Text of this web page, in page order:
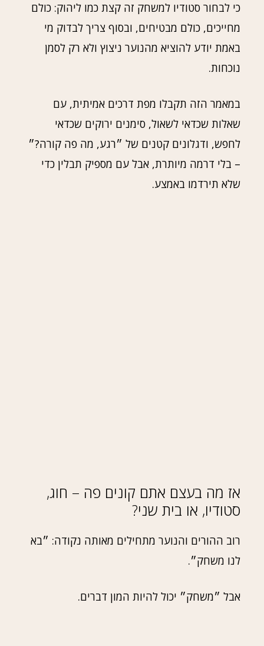
כי לבחור סטודיו למשחק זה קצת כמו ליהוק: כולם
מחייכים, כולם מבטיחים, ובסוף צריך לבדוק מי
באמת יודע להוציא מהנוער ניצוץ ולא רק לסמן
נוכחות.
במאמר הזה תקבלו מפת דרכים אמיתית, עם
שאלות שכדאי לשאול, סימנים ירוקים שכדאי
לחפש, ודגלונים קטנים של ״רגע, מה פה קורה?״
– בלי דרמה מיותרת, אבל עם מספיק תבלין כדי
שלא תירדמו באמצע.
אז מה בעצם אתם קונים פה – חוג,
סטודיו, או בית שני?
רוב ההורים והנוער מתחילים מאותה נקודה: ״בא
לנו משחק״.
אבל ״משחק״ יכול להיות המון דברים.